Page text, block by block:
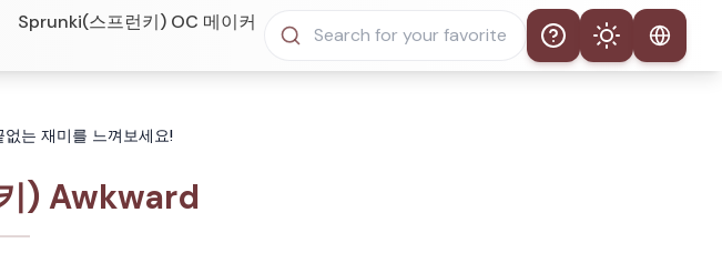
Sprunki(스프런키) OC 메이커
Help
Theme
는 재미를 느껴보세요!
) Awkward